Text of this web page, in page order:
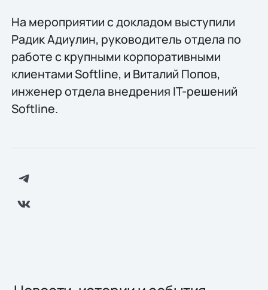
На мероприятии с докладом выступили
Радик Адиулин, руководитель отдела по
работе с крупными корпоративными
клиентами Softline, и Виталий Попов,
инженер отдела внедрения IT-решений
Softline.